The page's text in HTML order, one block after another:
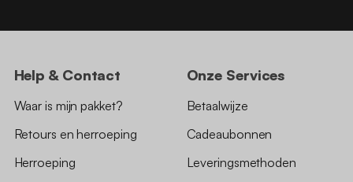
Help & Contact
Waar is mijn pakket?
Retours en herroeping
Herroeping
Onze Services
Betaalwijze
Cadeaubonnen
Leveringsmethoden